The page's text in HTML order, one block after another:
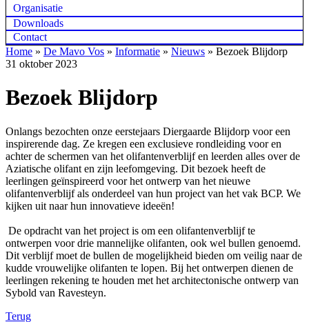
Organisatie
Downloads
Contact
Home » De Mavo Vos » Informatie » Nieuws » Bezoek Blijdorp
31 oktober 2023
Bezoek Blijdorp
Onlangs bezochten onze eerstejaars Diergaarde Blijdorp voor een
inspirerende dag. Ze kregen een exclusieve rondleiding voor en
achter de schermen van het olifantenverblijf en leerden alles over de
Aziatische olifant en zijn leefomgeving. Dit bezoek heeft de
leerlingen geïnspireerd voor het ontwerp van het nieuwe
olifantenverblijf als onderdeel van hun project van het vak BCP. We
kijken uit naar hun innovatieve ideeën!
De opdracht van het project is om een olifantenverblijf te
ontwerpen voor drie mannelijke olifanten, ook wel bullen genoemd.
Dit verblijf moet de bullen de mogelijkheid bieden om veilig naar de
kudde vrouwelijke olifanten te lopen. Bij het ontwerpen dienen de
leerlingen rekening te houden met het architectonische ontwerp van
Sybold van Ravesteyn.
Terug